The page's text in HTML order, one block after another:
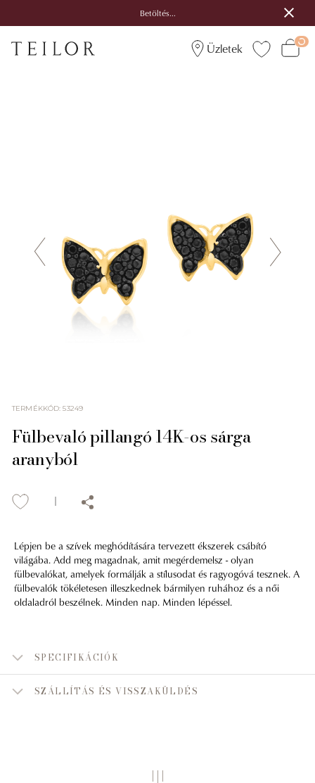
Betöltés...
Üzletek
TERMÉKKÓD:53249
Fülbevaló pillangó 14K-os sárga
aranyból
Lépjen be a szívek meghódítására tervezett ékszerek csábító
világába. Add meg magadnak, amit megérdemelsz - olyan
fülbevalókat, amelyek formálják a stílusodat és ragyogóvá tesznek. A
fülbevalók tökéletesen illeszkednek bármilyen ruhához és a női
oldaladról beszélnek. Minden nap. Minden lépéssel.
SPECIFIKÁCIÓK
SZÁLLÍTÁS ÉS VISSZAKÜLDÉS